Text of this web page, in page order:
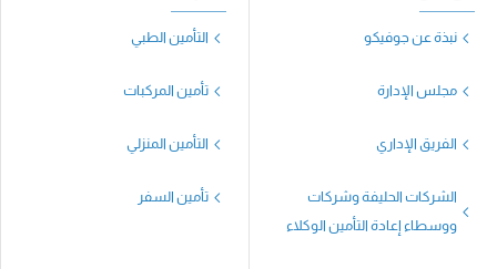
نبذة عن جوفيكو
مجلس الإدارة
الفريق الإداري
الشركات الحليفة وشركات
ووسطاء إعادة التأمين الوكلاء
التأمين الطبي
تأمين المركبات
التأمين المنزلي
تأمين السفر